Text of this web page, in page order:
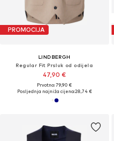
PROMOCIJA
LINDBERGH
Regular Fit Prsluk od odijela
47,90 €
Prvotno: 79,90 €
Posljednja najniža cijena:28,74 €